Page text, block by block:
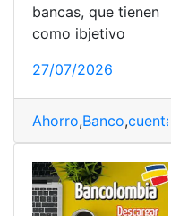
bancas, que tienen
como ibjetivo
27/07/2026
Ahorro,Banco,cuenta